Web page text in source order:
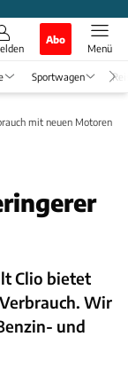
Abo
Menü
Sportwagen
mit neuen Motoren
Clio bietet
Wir
und